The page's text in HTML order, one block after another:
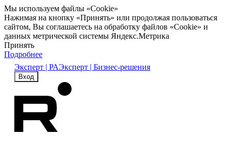
Мы используем файлы «Cookie»
Нажимая на кнопку «Принять» или продолжая пользоваться
сайтом, Вы соглашаетесь на обработку файлов «Cookie» и
данных метрической системы Яндекс.Метрика
Принять
Подробнее
Эксперт | РАЭксперт | Бизнес-решения
Вход